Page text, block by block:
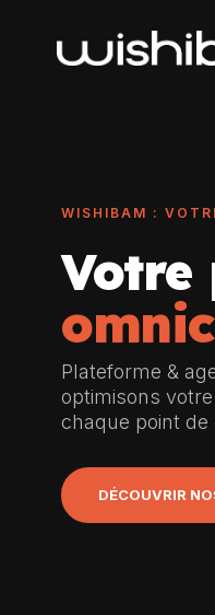
WISHIBAM :
Votre
Plateforme &
optimisons
chaque point
DÉCOUVRIR